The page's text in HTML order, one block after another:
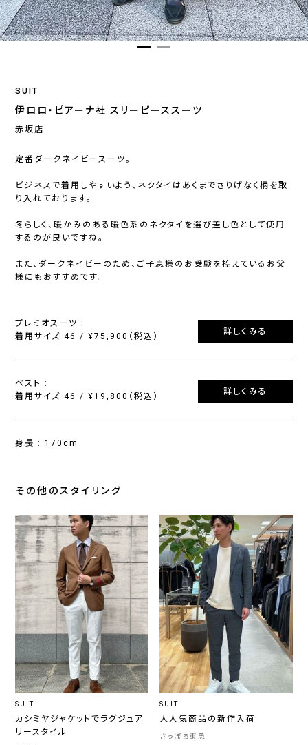
SUIT
伊ロロ・ピアーナ社 スリーピーススーツ
赤坂店
定番ダークネイビースーツ。
ビジネスで着用しやすいよう、ネクタイはあくまでさりげなく柄を取
り入れております。
冬らしく、暖かみのある暖色系のネクタイを選び差し色として使用
するのが良いですね。
また、ダークネイビーのため、ご子息様のお受験を控えているお父
様にもおすすめです。
プレミオスーツ :
着用サイズ 46 / ¥75,900（税込）
詳しくみる
ベスト :
着用サイズ 46 / ¥19,800（税込）
詳しくみる
身長 : 170cm
その他のスタイリング
SUIT
カシミヤジャケットでラグジュア
リースタイル
SUIT
大人気商品の新作入荷
さっぽろ東急